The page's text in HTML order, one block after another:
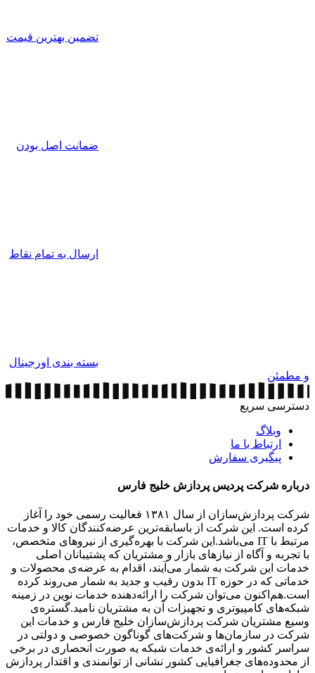
تضمین بهترین قیمت
ضمانت اصل بودن
ارسال به تمام نقاط
بسته بندی اورجینال
و مطمئن
دسترسی سریع
وبلاگ
ارتباط با ما
پیگیری سفارش
درباره شرکت پردیس پردازش خلیج فارس
شرکت پردازش‌سازان از سال ۱۳۸۱ فعالیت رسمی خود را آغاز
کرده است. این شرکت از باسابقه‌ترین عرضه‌کنندگان کالا و خدمات
مرتبط با IT می‌باشد.این شرکت با بهره‌گیری از نیروهای متخصص،
با تجربه و آگاه از نیازهای بازار و مشتریان که پشتیبانان اصلی
خدمات این شرکت به شمار می‌آیند، اقدام به عرضه‌‌ی محصولات و
خدماتی که در حوزه IT بدون رقیب و جدید به شمار می‌روند کرده
است.هم‌اکنون می‌توان شرکت را ارائه‌دهنده خدمات نوین در زمینه
شبکه‌های کامپیوتری و تجهیزات آن به مشتریان نامید.گستره‌ی
وسیع مشتریان شرکت پردازش‌سازان خلیج فارس و خدمات این
شرکت در سازمان‌ها و شرکت‌های گوناگون خصوصی و دولتی در
سراسر کشور و ارائه‌ی خدمات شبکه یه صورت انحصاری در برخی
از محدوده‌های جغرافیایی کشور نشانی از توانمندی و اقتدار پردازش